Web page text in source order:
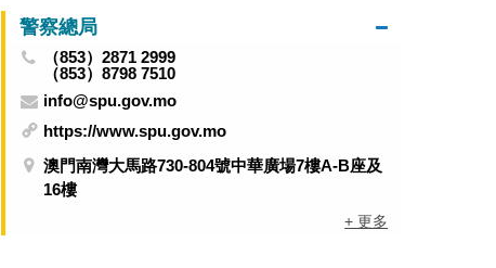
警察總局
（853）2871 2999
（853）8798 7510
info@spu.gov.mo
https://www.spu.gov.mo
澳門南灣大馬路730-804號中華廣場7樓A-B座及
16樓
+ 更多